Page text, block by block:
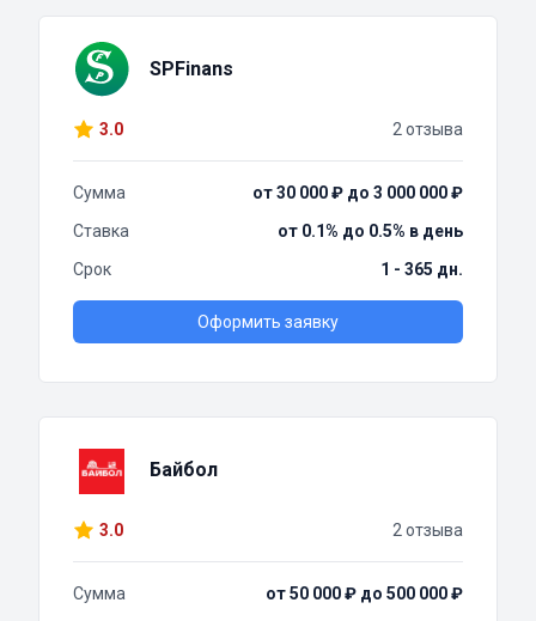
SPFinans
3.0 2 отзыва
Сумма
от 30 000 ₽ до 3 000 000 ₽
Ставка
от 0.1% до 0.5% в день
Срок
1 - 365 дн.
Оформить заявку
Байбол
3.0 2 отзыва
Сумма
от 50 000 ₽ до 500 000 ₽